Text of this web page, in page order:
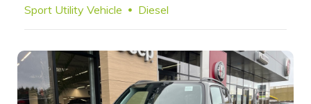
Sport Utility Vehicle Diesel